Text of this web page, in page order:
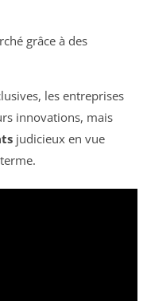
grâce à des
les entreprises
innovations, mais
judicieux en vue